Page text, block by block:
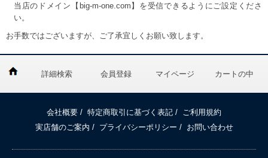
当店のドメイン【big-m-one.com】を受信できるようにご設定くださ
い。
お手数ではございますが、ご了承宜しくお願い致します。
詳細検索 会員登録 マイページ カートの中
会社概要 / 特定商取引に基づく表記 /
ご利用規約
実店舗のご案内 / プライバシーポリシー / お問い合わせ